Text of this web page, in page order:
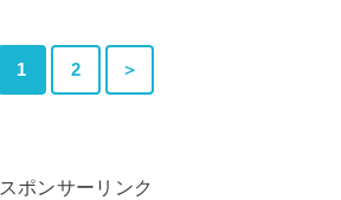
1 2 ＞
スポンサーリンク